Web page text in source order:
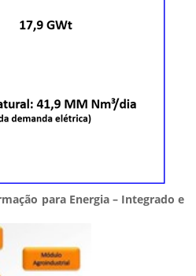
para Energia – Integrado e